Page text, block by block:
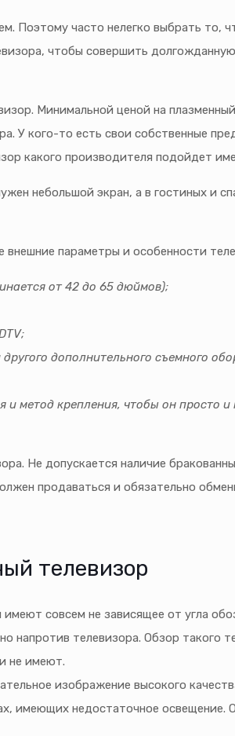
Поэтому часто нелегко выбрать то,
чтобы совершить
Минимальной ценой на
У кого-то есть свои собственные
какого производителя подойдет
небольшой экран, а в гостиных и
параметры и особенности
от 42 до 65 дюймов);
дополнительного съемного
метод крепления, чтобы он просто
Не допускается наличие
продаваться и обязательно
телевизор
совсем не зависящее от угла
телевизора. Обзор такого
не имеют.
изображение высокого
имеющих недостаточное освещение.